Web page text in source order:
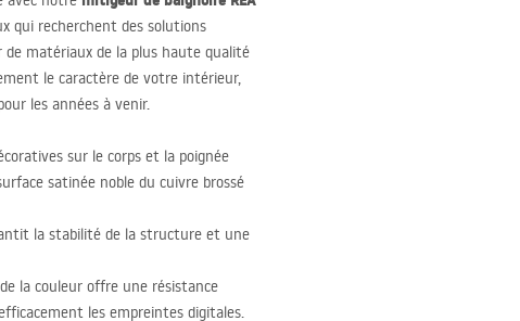
qui recherchent des solutions
de matériaux de la plus haute qualité
le caractère de votre intérieur,
les années à venir.
sur le corps et la poignée
satinée noble du cuivre brossé
la stabilité de la structure et une
la couleur offre une résistance
les empreintes digitales.